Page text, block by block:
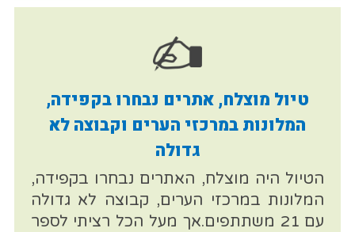
טיול מוצלח, אתרים נבחרו בקפידה,
המלונות במרכזי הערים וקבוצה לא
גדולה
הטיול היה מוצלח, האתרים נבחרו בקפידה,
המלונות במרכזי הערים, קבוצה לא גדולה
עם 21 משתתפים.אך מעל הכל רציתי לספר